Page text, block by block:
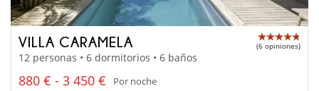
VILLA CARAMELA (6 opiniones)
12 personas • 6 dormitorios • 6 baños
880 € - 3 450 €
Por noche